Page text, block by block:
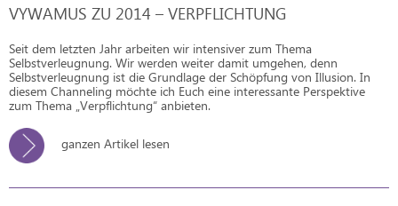
VYWAMUS ZU 2014 – VERPFLICHTUNG
Seit dem letzten Jahr arbeiten wir intensiver zum Thema
Selbstverleugnung. Wir werden weiter damit umgehen, denn
Selbstverleugnung ist die Grundlage der Schöpfung von Illusion. In
diesem Channeling möchte ich Euch eine interessante Perspektive
zum Thema „Verpflichtung“ anbieten.
ganzen Artikel lesen